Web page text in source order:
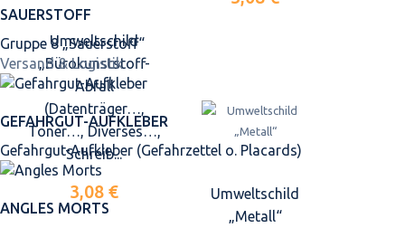
SAUERSTOFF
Gruppe 8 „Sauerstoff“
Versand & Logistik
GEFAHRGUT-AUFKLEBER
Gefahrgut-Aufkleber (Gefahrzettel o. Placards)
ANGLES MORTS
Umweltschild
„Bürokunststoff-
Abfall
(Datenträger…,
Toner…, Diverses…,
Schreib...
3,08 €
Umweltschild
„Metall“